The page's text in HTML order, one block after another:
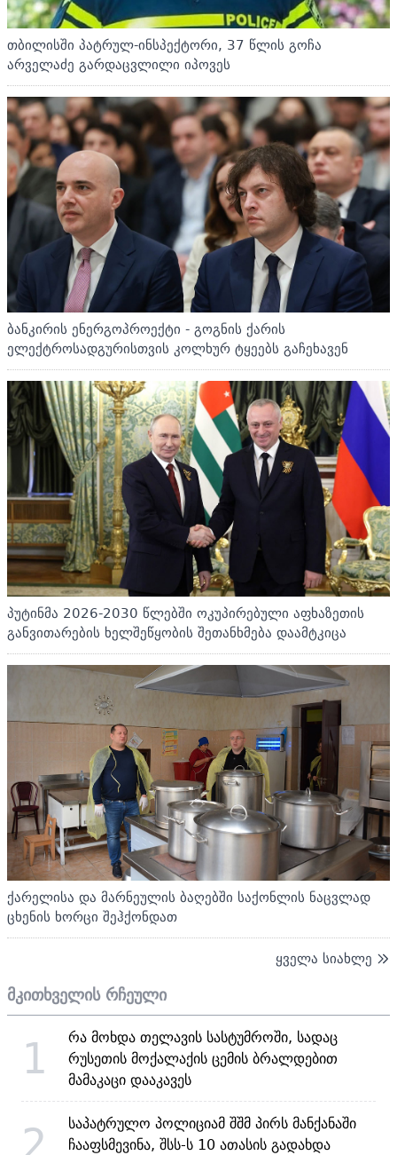
თბილისში პატრულ-ინსპექტორი, 37 წლის გოჩა
არველაძე გარდაცვლილი იპოვეს
ბანკირის ენერგოპროექტი - გოგნის ქარის
ელექტროსადგურისთვის კოლხურ ტყეებს გაჩეხავენ
პუტინმა 2026-2030 წლებში ოკუპირებული აფხაზეთის
განვითარების ხელშეწყობის შეთანხმება დაამტკიცა
ქარელისა და მარნეულის ბაღებში საქონლის ნაცვლად
ცხენის ხორცი შეჰქონდათ
ყველა სიახლე
მკითხველის რჩეული
1
რა მოხდა თელავის სასტუმროში, სადაც
რუსეთის მოქალაქის ცემის ბრალდებით
მამაკაცი დააკავეს
2
საპატრულო პოლიციამ შშმ პირს მანქანაში
ჩააფსმევინა, შსს-ს 10 ათასის გადახდა